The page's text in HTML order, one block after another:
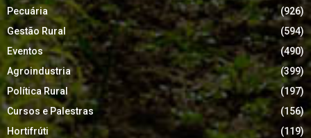
Pecuária
(926)
Gestão Rural
(594)
Eventos
(490)
Agroindustria
(399)
Política Rural
(197)
Cursos e Palestras
(156)
Hortifrúti
(119)